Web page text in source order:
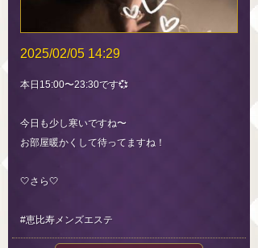
2025/02/05 14:29
本日15:00〜23:30です💞
今日も少し寒いですね〜
お部屋暖かくして待ってますね！
🤍さら🤍
#恵比寿メンズエステ